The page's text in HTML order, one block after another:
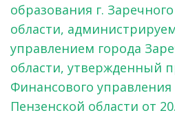
образования г.
области,
управлением города
области, утвержденный
Финансового управления
Пензенской области от